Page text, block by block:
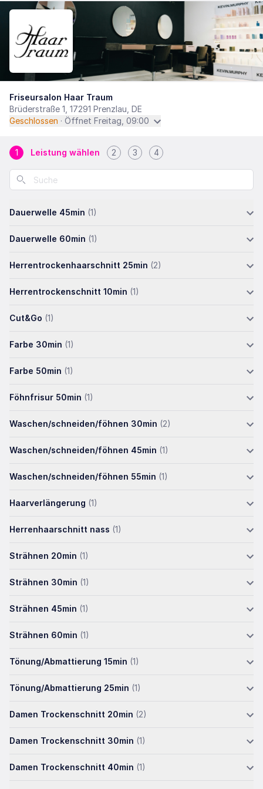
Friseursalon Haar Traum
Brüderstraße 1, 17291 Prenzlau, DE
Geschlossen · Öffnet Freitag, 09:00
1 Leistung wählen 2 3 4
Dauerwelle 45min (1)
Dauerwelle 60min (1)
Herrentrockenhaarschnitt 25min (2)
Herrentrockenschnitt 10min (1)
Cut&Go (1)
Farbe 30min (1)
Farbe 50min (1)
Föhnfrisur 50min (1)
Waschen/schneiden/föhnen 30min (2)
Waschen/schneiden/föhnen 45min (1)
Waschen/schneiden/föhnen 55min (1)
Haarverlängerung (1)
Herrenhaarschnitt nass (1)
Strähnen 20min (1)
Strähnen 30min (1)
Strähnen 45min (1)
Strähnen 60min (1)
Tönung/Abmattierung 15min (1)
Tönung/Abmattierung 25min (1)
Damen Trockenschnitt 20min (2)
Damen Trockenschnitt 30min (1)
Damen Trockenschnitt 40min (1)